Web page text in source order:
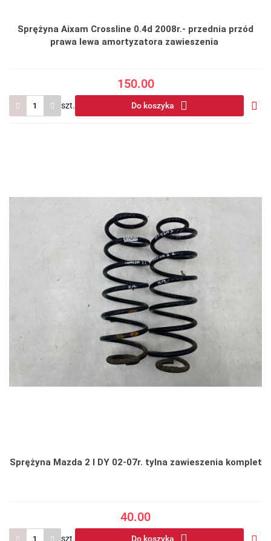
Sprężyna Aixam Crossline 0.4d 2008r.- przednia przód
prawa lewa amortyzatora zawieszenia
150.00
szt. Do koszyka
Sprężyna Mazda 2 I DY 02-07r. tylna zawieszenia komplet
40.00
szt. Do koszyka